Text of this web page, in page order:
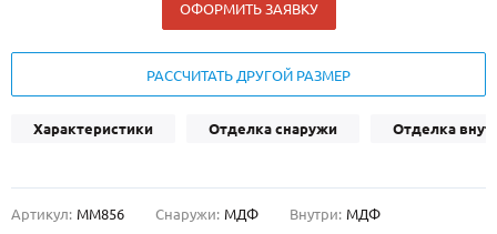
ОФОРМИТЬ ЗАЯВКУ
РАССЧИТАТЬ ДРУГОЙ РАЗМЕР
Характеристики Отделка снаружи Отделка
Артикул: ММ856 Снаружи: МДФ Внутри: МДФ